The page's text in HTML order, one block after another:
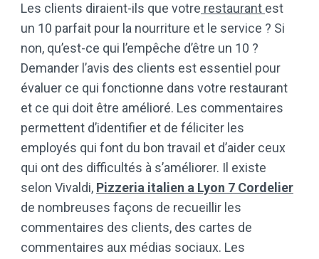
Les clients diraient-ils que votre restaurant est
un 10 parfait pour la nourriture et le service ? Si
non, qu’est-ce qui l’empêche d’être un 10 ?
Demander l’avis des clients est essentiel pour
évaluer ce qui fonctionne dans votre restaurant
et ce qui doit être amélioré. Les commentaires
permettent d’identifier et de féliciter les
employés qui font du bon travail et d’aider ceux
qui ont des difficultés à s’améliorer. Il existe
selon Vivaldi, Pizzeria italien a Lyon 7 Cordelier
de nombreuses façons de recueillir les
commentaires des clients, des cartes de
commentaires aux médias sociaux. Les